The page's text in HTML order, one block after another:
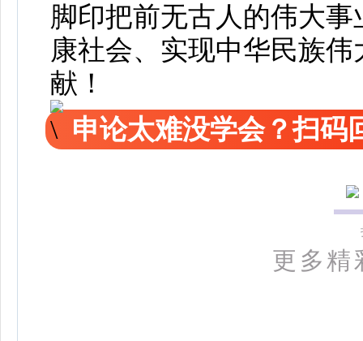
脚印把前无古人的伟大
康社会、实现中华民族
献！
申论太难没学会？扫码
更多精